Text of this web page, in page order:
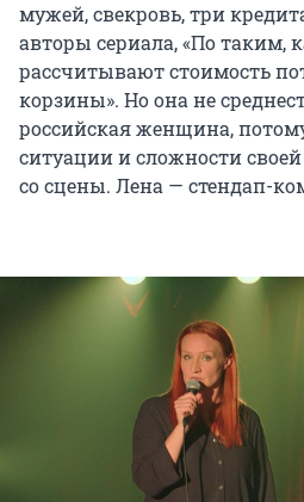
мужей, свекровь, три
авторы сериала, «По таким,
рассчитывают стоимость
корзины». Но она не
российская женщина,
ситуации и сложности
со сцены. Лена — стендап-